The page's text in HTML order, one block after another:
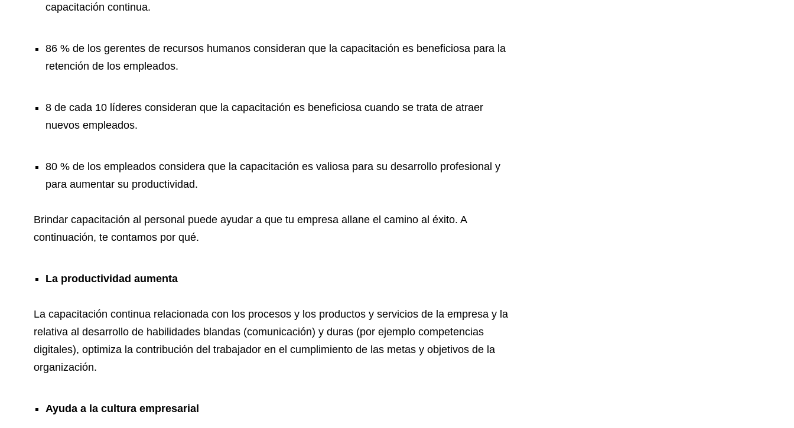
capacitación continua.
86 % de los gerentes de recursos humanos consideran que la capacitación es beneficiosa para la
retención de los empleados.
8 de cada 10 líderes consideran que la capacitación es beneficiosa cuando se trata de atraer
nuevos empleados.
80 % de los empleados considera que la capacitación es valiosa para su desarrollo profesional y
para aumentar su productividad.
Brindar capacitación al personal puede ayudar a que tu empresa allane el camino al éxito. A
continuación, te contamos por qué.
La productividad aumenta
La capacitación continua relacionada con los procesos y los productos y servicios de la empresa y la
relativa al desarrollo de habilidades blandas (comunicación) y duras (por ejemplo competencias
digitales), optimiza la contribución del trabajador en el cumplimiento de las metas y objetivos de la
organización.
Ayuda a la cultura empresarial